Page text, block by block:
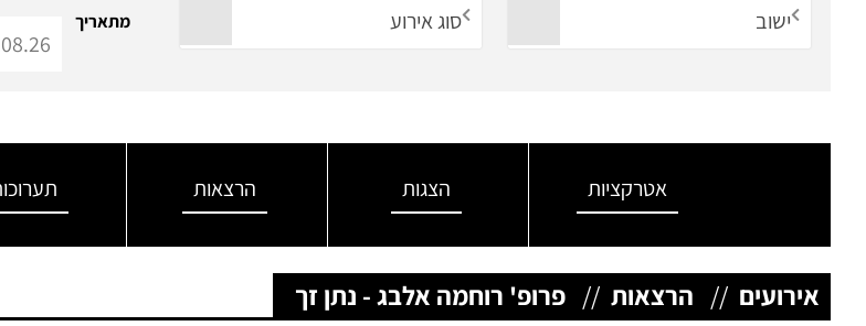
ישוב סוג אירוע מתאריך
אטרקציות הצגות הרצאות
אירועים // הרצאות // פרופ' רוחמה אלבג - נתן זך